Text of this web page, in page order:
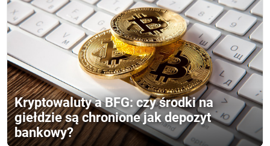
Kryptowaluty a BFG: czy środki na
giełdzie są chronione jak depozyt
bankowy?